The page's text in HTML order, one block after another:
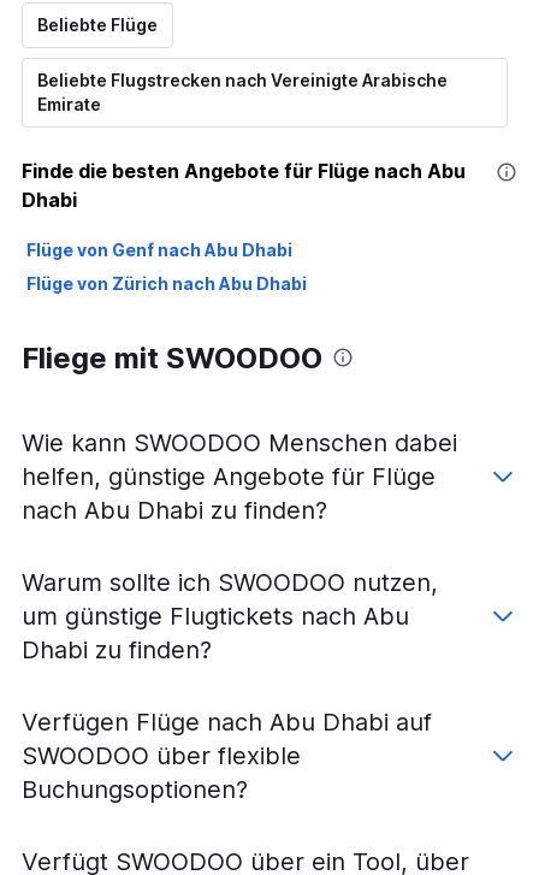
Beliebte Flüge
Beliebte Flugstrecken nach Vereinigte Arabische
Emirate
Finde die besten Angebote für Flüge nach Abu
Dhabi
Flüge von Genf nach Abu Dhabi
Flüge von Zürich nach Abu Dhabi
Fliege mit SWOODOO
Wie kann SWOODOO Menschen dabei
helfen, günstige Angebote für Flüge
nach Abu Dhabi zu finden?
Warum sollte ich SWOODOO nutzen,
um günstige Flugtickets nach Abu
Dhabi zu finden?
Verfügen Flüge nach Abu Dhabi auf
SWOODOO über flexible
Buchungsoptionen?
Verfügt SWOODOO über ein Tool, über